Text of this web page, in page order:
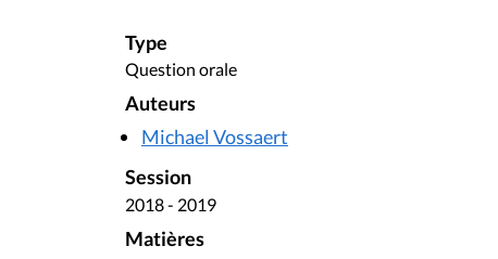
Type
Question orale
Auteurs
Michael Vossaert
Session
2018 - 2019
Matières